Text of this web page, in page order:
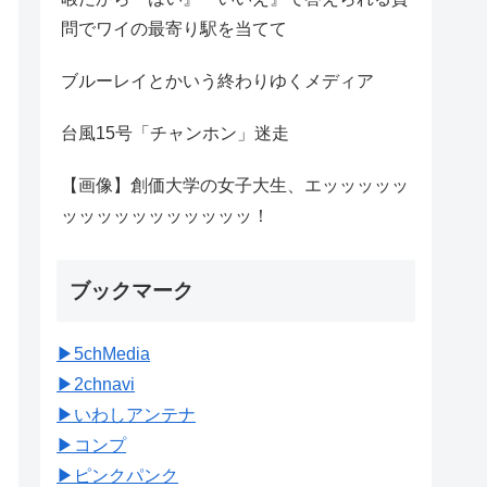
問でワイの最寄り駅を当てて
ブルーレイとかいう終わりゆくメディア
台風15号「チャンホン」迷走
【画像】創価大学の女子大生、エッッッッッ
ッッッッッッッッッッッ！
ブックマーク
▶︎5chMedia
▶︎2chnavi
▶︎いわしアンテナ
▶︎コンプ
▶︎ピンクパンク